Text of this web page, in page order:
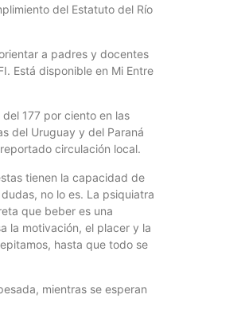
del Estatuto del Río
a padres y docentes
Está disponible en Mi Entre
177 por ciento en las
del Uruguay y del Paraná
circulación local.
tienen la capacidad de
no lo es. La psiquiatra
que beber es una
la motivación, el placer y la
hasta que todo se
mientras se esperan